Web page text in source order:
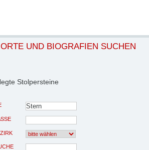
UND BIOGRAFIEN SUCHEN
Stolpersteine